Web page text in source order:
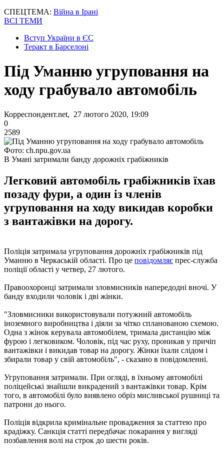
СПЕЦТЕМА: Війна в Ірані
ВСІ ТЕМИ
Вступ України в ЄС
Теракт в Барселоні
Під Уманню угруповання на
ходу грабувало автомобіль
Корреспондент.net, 27 лютого 2020, 19:09
0
2589
Фото: ch.npu.gov.ua
В Умані затримали банду дорожніх грабіжників
Легковий автомобіль грабіжників їхав
позаду фури, а один із членів
угруповання на ходу викидав коробки
з вантажівки на дорогу.
Поліція затримала угруповання дорожніх грабіжників під
Уманню в Черкаській області. Про це повідомляє прес-служба
поліції області у четвер, 27 лютого.
Правоохоронці затримали зловмисників напередодні вночі. У
банду входили чоловік і дві жінки.
"Зловмисники використовували потужний автомобіль
іноземного виробництва і діяли за чітко спланованою схемою.
Одна з жінок керувала автомобілем, тримала дистанцію між
фурою і легковиком. Чоловік, під час руху, проникав у причіп
вантажівки і викидав товар на дорогу. Жінки їхали слідом і
збирали товар у свій автомобіль", - сказано в повідомленні.
Угруповання затримали. При огляді, в їхньому автомобілі
поліцейські знайшли викрадений з вантажівки товар. Крім
того, в автомобілі було виявлено обріз мисливської рушниці та
патрони до нього.
Поліція відкрила кримінальне провадження за статтею про
крадіжку. Санкція статті передбачає покарання у вигляді
позбавлення волі на строк до шести років.